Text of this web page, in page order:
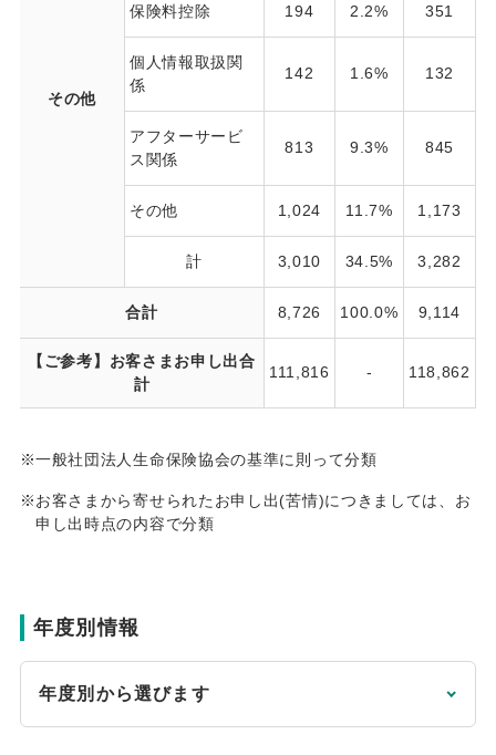
その他
保険料控除 194 2.2% 351
個人情報取扱関
係
142 1.6% 132
アフターサービ
ス関係
813 9.3% 845
その他 1,024 11.7% 1,173
計 3,010 34.5% 3,282
合計 8,726 100.0% 9,114
【ご参考】お客さまお申し出合
計
111,816 - 118,862
※一般社団法人生命保険協会の基準に則って分類
※お客さまから寄せられたお申し出(苦情)につきましては、お
申し出時点の内容で分類
年度別情報
年度別から選びます